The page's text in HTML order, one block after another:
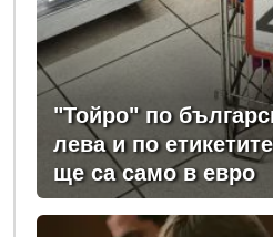
"Тойро" по
лева и по
ще са само в евро